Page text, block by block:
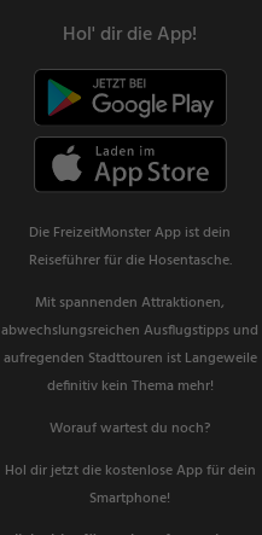
Hol' dir die App!
Die FreizeitMonster App ist dein
Reiseführer für die Hosentasche.
Mit spannenden Attraktionen,
abwechslungsreichen Ausflugstipps und
aufregenden Stadttouren ist Langeweile
definitiv kein Thema mehr!
Worauf wartest du noch?
Hol dir jetzt die kostenlose App für dein
Smartphone!